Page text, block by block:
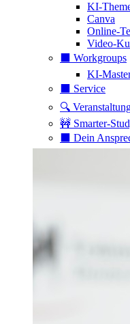
KI-
Canva
Online-
Video-
⬛️ Workgroups
KI-
⬛️ Service
🔍
🚧 Smarter-
⬛️ Dein